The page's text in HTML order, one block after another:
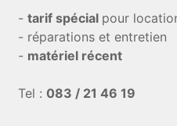
-tarif spécial pour
- réparations et entretien
- matériel récent
Tel : 083 / 21 46 19